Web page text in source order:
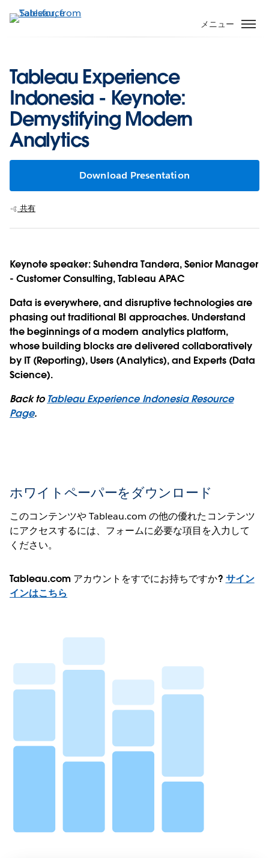
イ
メニュー
Tableau Experience
Indonesia - Keynote:
Demystifying Modern
Analytics
Download Presentation
共有
Keynote speaker: Suhendra Tandera, Senior Manager
- Customer Consulting, Tableau APAC
Data is everywhere, and disruptive technologies are
phasing out traditional BI approaches. Understand
the beginnings of a modern analytics platform,
whose building blocks are delivered collaboratively
by IT (Reporting), Users (Analytics), and Experts (Data
Science).
Back to Tableau Experience Indonesia Resource
Page.
ホワイトペーパーをダウンロード
このコンテンツや Tableau.com の他の優れたコンテンツ
にアクセスするには、フォームに必要な項目を入力して
ください。
Tableau.com アカウントをすでにお持ちですか? サイン
インはこちら